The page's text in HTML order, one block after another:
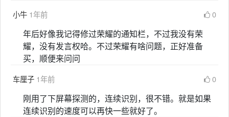
小牛 1年前 0
年后好像我记得修过荣耀的通知栏，不过我没有荣
耀，没有发言权哈。不过荣耀有啥问题，正好准备
买，顺便来问问
车厘子 1年前 0
刚用了下屏幕探测的，连续识别，很不错。就是如果
连续识别的速度可以再快一些就好了。